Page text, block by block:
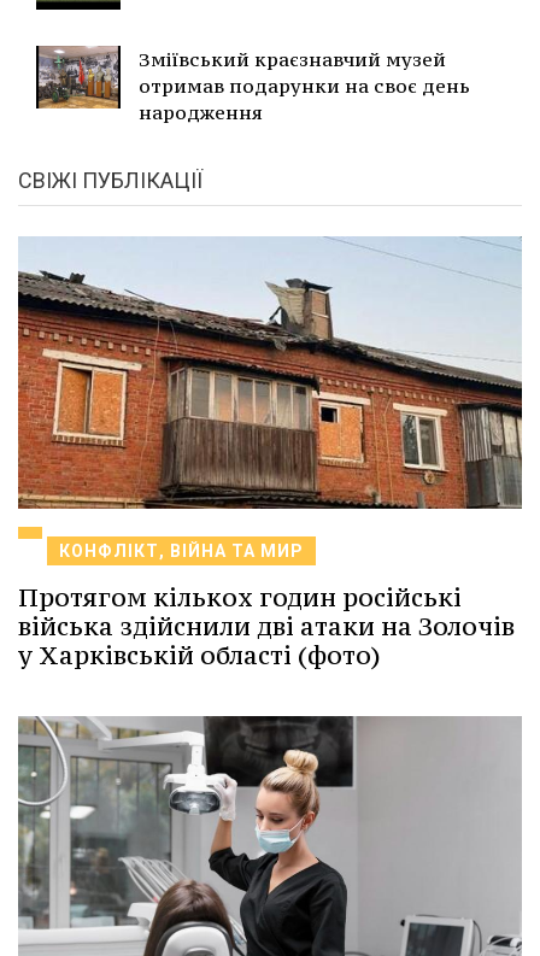
Зміївський краєзнавчий музей
отримав подарунки на своє день
народження
СВІЖІ ПУБЛІКАЦІЇ
КОНФЛІКТ, ВІЙНА ТА МИР
Протягом кількох годин російські
війська здійснили дві атаки на Золочів
у Харківській області (фото)